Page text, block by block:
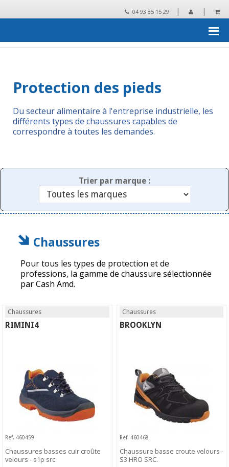
04 93 85 15 29 | |
Protection
Protection des pieds
Du secteur alimentaire à l'entreprise industrielle, les
différents types de chaussures capables de
correspondre à toutes les demandes.
Trier par marque :
Chaussures
Pour tous les types de protection et de
professions, la gamme de chaussure sélectionnée
par Cash Amd.
Chaussures
RIMINI4
Ref. 460459
Chaussures basses cuir croûte
velours - s1p src
Chaussures
BROOKLYN
Ref. 460468
Chaussure basse croute velours -
S3 HRO SRC.